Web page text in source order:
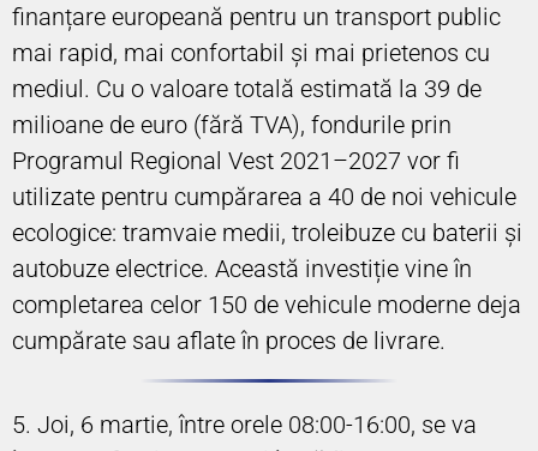
finanțare europeană pentru un transport public
mai rapid, mai confortabil și mai prietenos cu
mediul. Cu o valoare totală estimată la 39 de
milioane de euro (fără TVA), fondurile prin
Programul Regional Vest 2021–2027 vor fi
utilizate pentru cumpărarea a 40 de noi vehicule
ecologice: tramvaie medii, troleibuze cu baterii și
autobuze electrice. Această investiție vine în
completarea celor 150 de vehicule moderne deja
cumpărate sau aflate în proces de livrare.
5. Joi, 6 martie, între orele 08:00-16:00, se va